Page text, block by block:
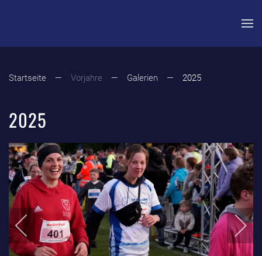
Startseite Vorjahre Galerien 2025
2025